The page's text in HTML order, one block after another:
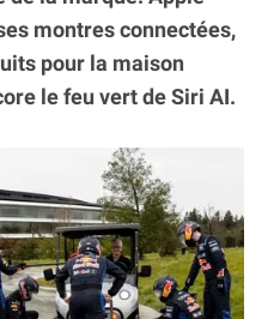
montres connectées,
pour la maison
le feu vert de Siri AI.